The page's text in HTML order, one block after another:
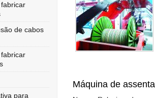
de cabos
para
Máquina de